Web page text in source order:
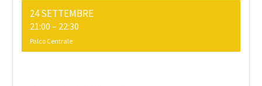
24 SETTEMBRE
21:00 – 22:30
Palco Centrale